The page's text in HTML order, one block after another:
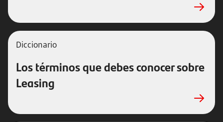
Diccionario
Los términos que debes conocer sobre
Leasing